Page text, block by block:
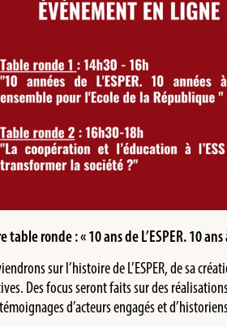
table ronde : « 10 ans de L’ESPER. 10
sur l’histoire de L’ESPER, de sa
Des focus seront faits sur des réalisations
d’acteurs engagés et